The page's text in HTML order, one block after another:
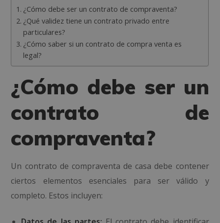
¿Cómo debe ser un contrato de compraventa?
¿Qué validez tiene un contrato privado entre
particulares?
¿Cómo saber si un contrato de compra venta es
legal?
¿Cómo debe ser un
contrato de
compraventa?
Un contrato de compraventa de casa debe contener
ciertos elementos esenciales para ser válido y
completo. Estos incluyen: